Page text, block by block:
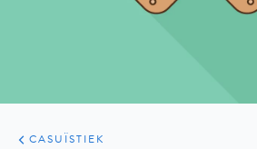
ARTIKELEN
PRAKTIJK
CASUÏSTIEK